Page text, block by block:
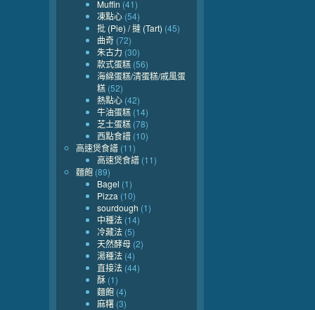
Muffin (41)
凍點心 (54)
批 (Pie) / 撻 (Tart) (45)
曲奇 (72)
朱古力 (30)
款式蛋糕 (56)
海綿蛋糕/清蛋糕/戚風蛋
糕 (52)
熱點心 (42)
牛油蛋糕 (14)
芝士蛋糕 (78)
西點食譜 (10)
高速煲食譜 (11)
高速煲食譜 (11)
麵飽 (89)
Bagel (1)
Pizza (10)
sourdough (1)
中種法 (14)
冷藏法 (5)
天然酵母 (2)
湯種法 (4)
直接法 (44)
酥 (1)
麵飽 (4)
麻糬 (3)